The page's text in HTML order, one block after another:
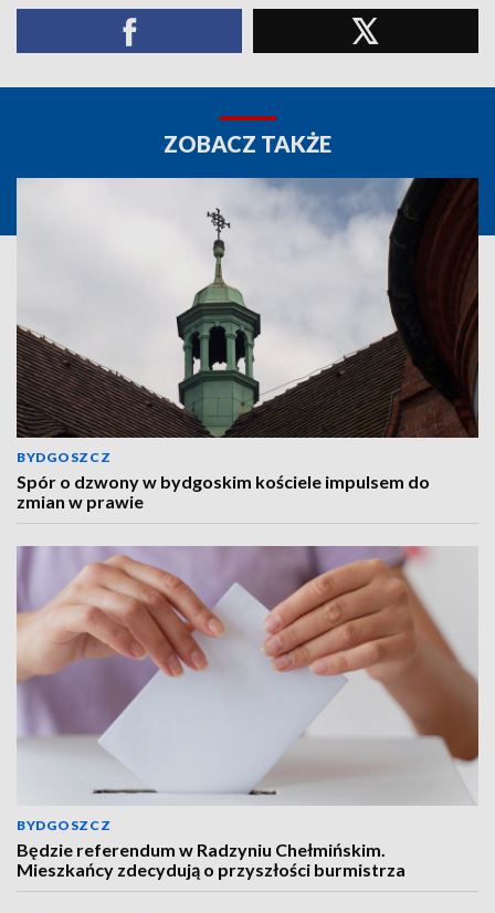
ZOBACZ TAKŻE
BYDGOSZCZ
Spór o dzwony w bydgoskim kościele impulsem do
zmian w prawie
BYDGOSZCZ
Będzie referendum w Radzyniu Chełmińskim.
Mieszkańcy zdecydują o przyszłości burmistrza